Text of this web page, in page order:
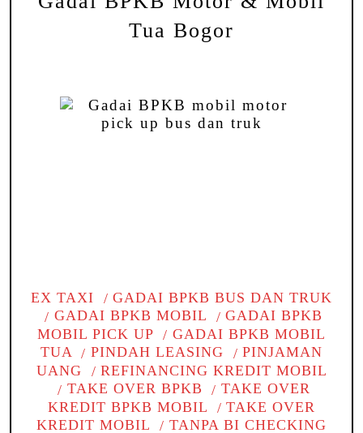
Tua Bogor
EX TAXI
GADAI BPKB BUS DAN TRUK
GADAI BPKB MOBIL
GADAI BPKB
MOBIL PICK UP
GADAI BPKB MOBIL
TUA
PINDAH LEASING
PINJAMAN
UANG
REFINANCING KREDIT MOBIL
TAKE OVER BPKB
TAKE OVER
KREDIT BPKB MOBIL
TAKE OVER
KREDIT MOBIL
TANPA BI CHECKING